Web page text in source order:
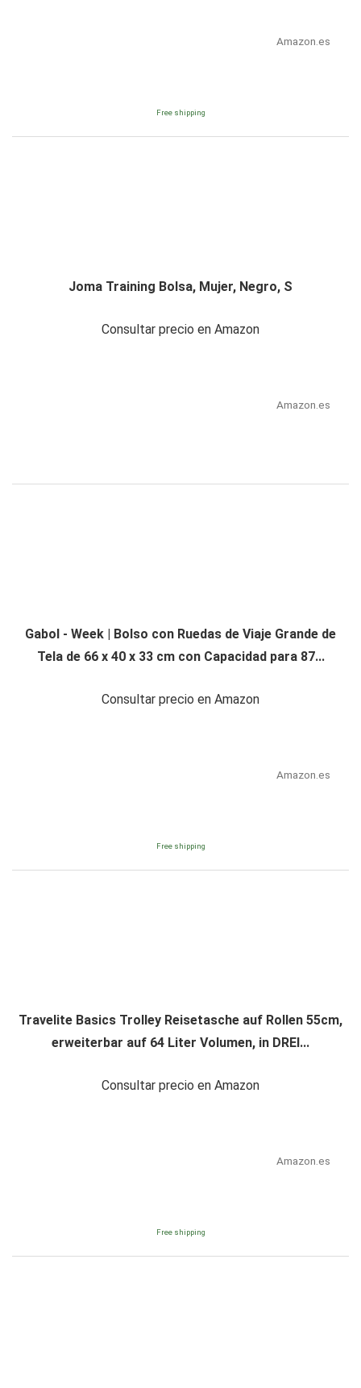
Amazon.es
Free shipping
Joma Training Bolsa, Mujer, Negro, S
Consultar precio en Amazon
Amazon.es
Gabol - Week | Bolso con Ruedas de Viaje Grande de
Tela de 66 x 40 x 33 cm con Capacidad para 87...
Consultar precio en Amazon
Amazon.es
Free shipping
Travelite Basics Trolley Reisetasche auf Rollen 55cm,
erweiterbar auf 64 Liter Volumen, in DREI...
Consultar precio en Amazon
Amazon.es
Free shipping